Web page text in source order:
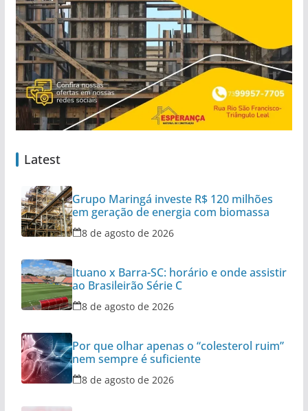
Latest
Grupo Maringá investe R$ 120 milhões
em geração de energia com biomassa
8 de agosto de 2026
Ituano x Barra-SC: horário e onde assistir
ao Brasileirão Série C
8 de agosto de 2026
Por que olhar apenas o “colesterol ruim”
nem sempre é suficiente
8 de agosto de 2026